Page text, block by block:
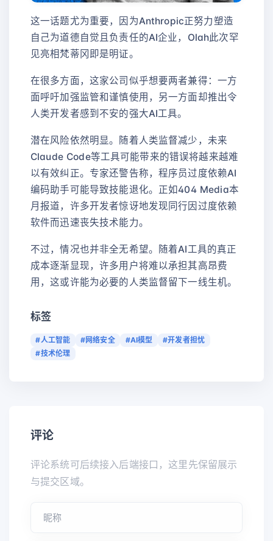
这一话题尤为重要，因为Anthropic正努力塑造
自己为道德自觉且负责任的AI企业，Olah此次罕
见亮相梵蒂冈即是明证。
在很多方面，这家公司似乎想要两者兼得：一方
面呼吁加强监管和谨慎使用，另一方面却推出令
人类开发者感到不安的强大AI工具。
潜在风险依然明显。随着人类监督减少，未来
Claude Code等工具可能带来的错误将越来越难
以有效纠正。专家还警告称，程序员过度依赖AI
编码助手可能导致技能退化。正如404 Media本
月报道，许多开发者惊讶地发现同行因过度依赖
软件而迅速丧失技术能力。
不过，情况也并非全无希望。随着AI工具的真正
成本逐渐显现，许多用户将难以承担其高昂费
用，这或许能为必要的人类监督留下一线生机。
标签
#人工智能 #网络安全 #AI模型
#开发者担忧
#技术伦理
评论
评论系统可后续接入后端接口，这里先保留展示
与提交区域。